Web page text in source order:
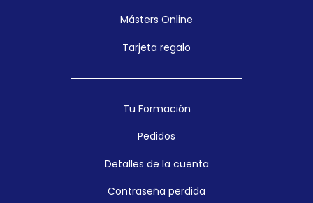
Másters Online
Tarjeta regalo
Tu Formación
Pedidos
Detalles de la cuenta
Contraseña perdida